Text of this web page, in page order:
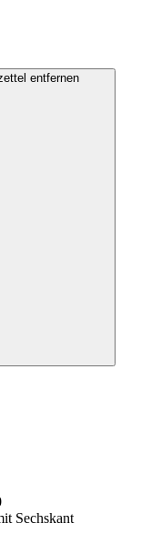
entfernen
Sechskant